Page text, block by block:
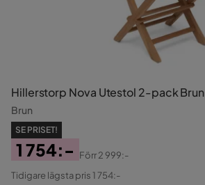
Hillerstorp Nova Utestol 2-pack Brun
Brun
SE PRISET!
Pris
1 754:-
Original
Förr2 999:-
Tidigare lägsta pris 1 754:-